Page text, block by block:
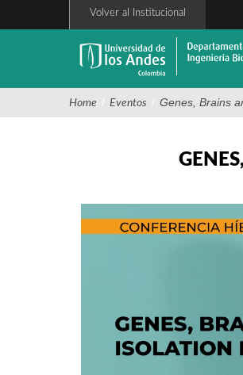
Volver al Institucional
Home / Eventos / Genes, Brains